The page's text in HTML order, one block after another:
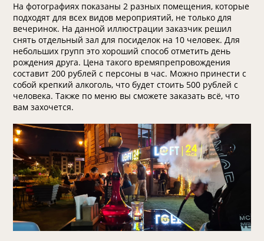
На фотографиях показаны 2 разных помещения, которые
подходят для всех видов мероприятий, не только для
вечеринок. На данной иллюстрации заказчик решил
снять отдельный зал для посиделок на 10 человек. Для
небольших групп это хороший способ отметить день
рождения друга. Цена такого времяпрепровождения
составит 200 рублей с персоны в час. Можно принести с
собой крепкий алкоголь, что будет стоить 500 рублей с
человека. Также по меню вы сможете заказать всё, что
вам захочется.